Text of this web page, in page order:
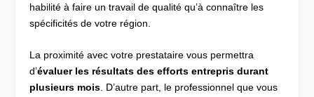
habilité à faire un travail de qualité qu’à connaître les
spécificités de votre région.
La proximité avec votre prestataire vous permettra
d’évaluer les résultats des efforts entrepris durant
plusieurs mois. D’autre part, le professionnel que vous